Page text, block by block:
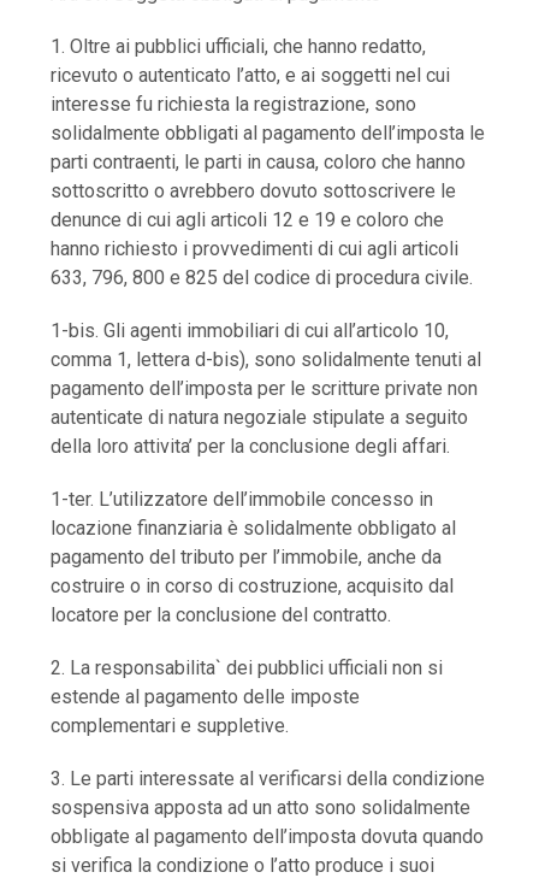
1. Oltre ai pubblici ufficiali, che hanno redatto,
ricevuto o autenticato l’atto, e ai soggetti nel cui
interesse fu richiesta la registrazione, sono
solidalmente obbligati al pagamento dell’imposta le
parti contraenti, le parti in causa, coloro che hanno
sottoscritto o avrebbero dovuto sottoscrivere le
denunce di cui agli articoli 12 e 19 e coloro che
hanno richiesto i provvedimenti di cui agli articoli
633, 796, 800 e 825 del codice di procedura civile.
1-bis. Gli agenti immobiliari di cui all’articolo 10,
comma 1, lettera d-bis), sono solidalmente tenuti al
pagamento dell’imposta per le scritture private non
autenticate di natura negoziale stipulate a seguito
della loro attivita’ per la conclusione degli affari.
1-ter. L’utilizzatore dell’immobile concesso in
locazione finanziaria è solidalmente obbligato al
pagamento del tributo per l’immobile, anche da
costruire o in corso di costruzione, acquisito dal
locatore per la conclusione del contratto.
2. La responsabilita` dei pubblici ufficiali non si
estende al pagamento delle imposte
complementari e suppletive.
3. Le parti interessate al verificarsi della condizione
sospensiva apposta ad un atto sono solidalmente
obbligate al pagamento dell’imposta dovuta quando
si verifica la condizione o l’atto produce i suoi